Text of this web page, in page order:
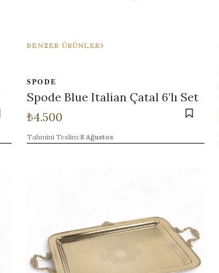
BENZER ÜRÜNLER
SPODE
Spode Blue Italian Çatal 6’lı Set
₺4.500
Tahmini Teslim:8 Ağustos